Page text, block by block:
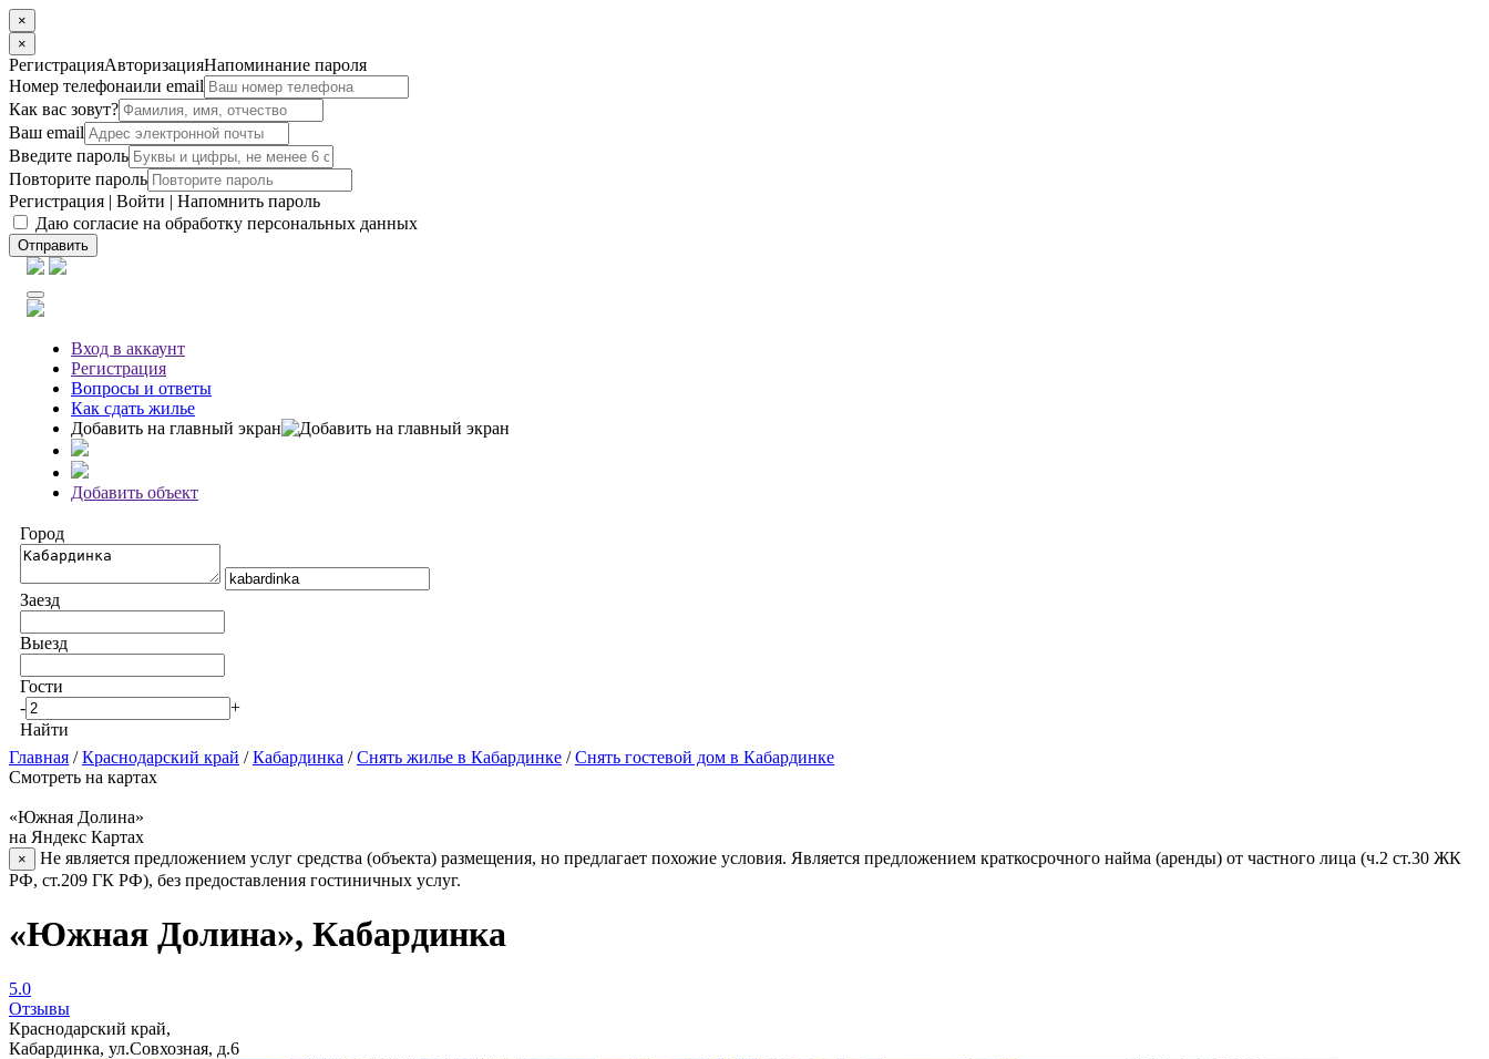
×
×
РегистрацияАвторизацияНапоминание пароля
Номер телефонаили email
Как вас зовут?
Ваш email
Введите пароль
Повторите пароль
Регистрация | Войти | Напомнить пароль
Даю согласие на обработку персональных данных
Отправить
Вход в аккаунт
Регистрация
Вопросы и ответы
Как сдать жилье
Добавить на главный экран
Добавить объект
Город
Заезд
Выезд
Гости
-
+
Найти
Главная /Краснодарский край /Кабардинка /Снять жилье в Кабардинке /Снять гостевой дом в Кабардинке
Смотреть на картах
«Южная Долина»
на Яндекс Картах
×
Не является предложением услуг средства (объекта) размещения, но предлагает похожие условия. Является предложением краткосрочного найма (аренды) от частного лица (ч.2 ст.30 ЖК
РФ, ст.209 ГК РФ), без предоставления гостиничных услуг.
«Южная Долина», Кабардинка
5.0
Отзывы
Краснодарский край,
Кабардинка, ул.Совхозная, д.6